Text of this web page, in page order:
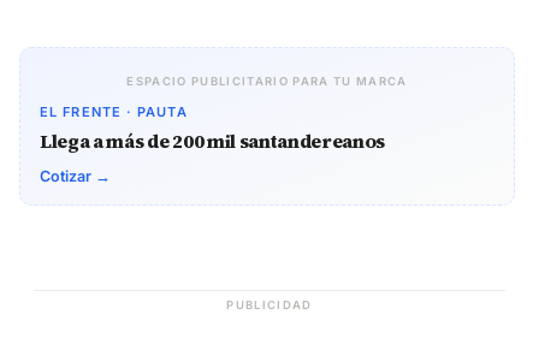
ESPACIO PUBLICITARIO PARA TU MARCA
EL FRENTE · PAUTA
Llega a más de 200 mil santandereanos
Cotizar →
PUBLICIDAD